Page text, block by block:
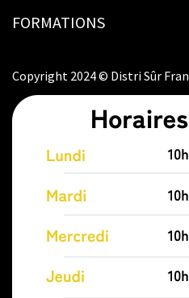
FORMATIONS
Copyright 2024 © Distri Sûr